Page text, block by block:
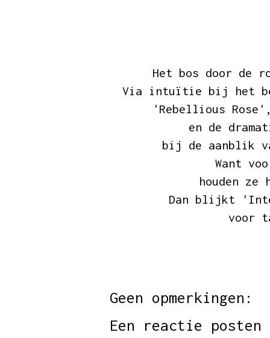
Het bos door de
Via intuïtie bij het
'Rebellious
en de
bij de aanblik
Want
houden
Dan blijkt
voor
Geen opmerkingen:
Een reactie posten